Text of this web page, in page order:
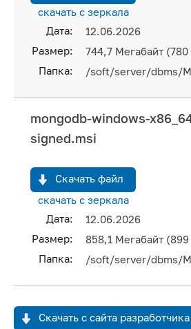
скачать с зеркала
Дата:
12.06.2026
Размер:
744,7 Мегабайт (780
Папка:
/soft/server/dbms/
mongodb-windows-
signed.msi
Скачать файл
скачать с зеркала
Дата:
12.06.2026
Размер:
858,1 Мегабайт
Папка:
/soft/server/dbms/
Скачать с сайта разработчика